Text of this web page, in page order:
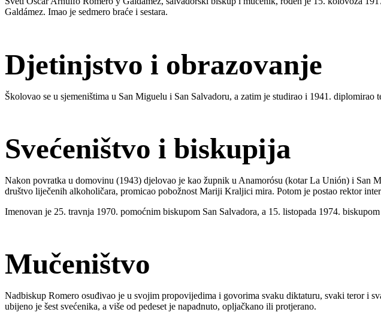
Galdámez. Imao je sedmero braće i sestara.
Djetinjstvo i obrazovanje
Školovao se u sjemeništima u San Miguelu i San Salvadoru, a zatim je studirao i 1941.
Svećeništvo i biskupija
Nakon povratka u domovinu (1943) djelovao je kao župnik u Anamorósu (kotar La Unión) i San
društvo liječenih alkoholičara, promicao pobožnost Mariji Kraljici mira. Potom je postao rektor
Imenovan je 25. travnja 1970. pomoćnim biskupom San Salvadora, a 15. listopada 1974.
Mučeništvo
Nadbiskup Romero osuđivao je u svojim propovijedima i govorima svaku diktaturu, svaki teror i
ubijeno je šest svećenika, a više od pedeset je napadnuto, opljačkano ili protjerano.